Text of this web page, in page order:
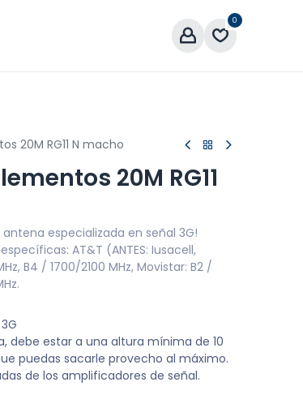
0
20M RG11 N macho
20M RG11
especializada en señal 3G!
AT&T (ANTES: Iusacell,
B4 / 1700/2100 MHz, Movistar: B2 /
debe estar a una altura mínima de 10
puedas sacarle provecho al máximo.
de los amplificadores de señal.